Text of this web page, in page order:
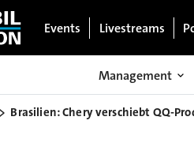
Events Livestreams
Management
Brasilien: Chery verschiebt QQ-